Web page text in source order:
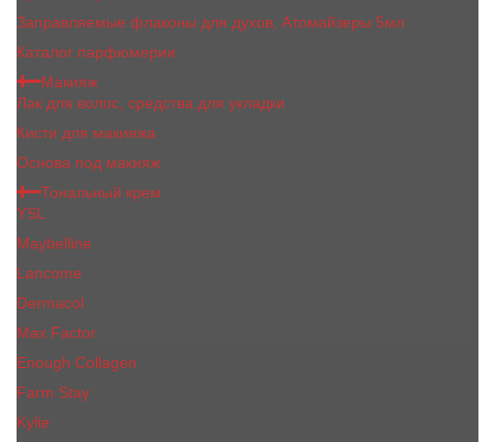
Заправляемые флаконы для духов, Атомайзеры 5мл
Каталог парфюмерии
Макияж
Лак для волос, средства для укладки
Кисти для макияжа
Основа под макияж
Тональный крем
YSL
Maybelline
Lancome
Dermacol
Max Factor
Enough Collagen
Farm Stay
Kylie